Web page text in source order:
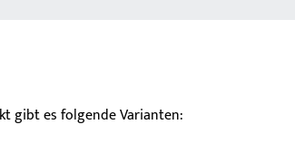
gibt es folgende Varianten: